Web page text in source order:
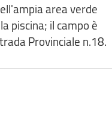
area verde
piscina; il campo è
Provinciale n.18.